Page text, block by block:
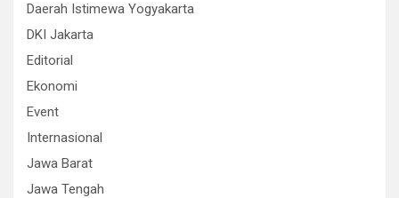
Daerah Istimewa Yogyakarta
DKI Jakarta
Editorial
Ekonomi
Event
Internasional
Jawa Barat
Jawa Tengah